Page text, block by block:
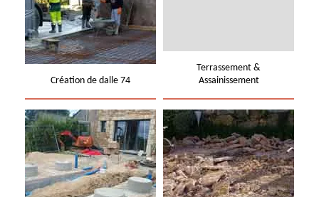
Création de dalle 74
Terrassement &
Assainissement